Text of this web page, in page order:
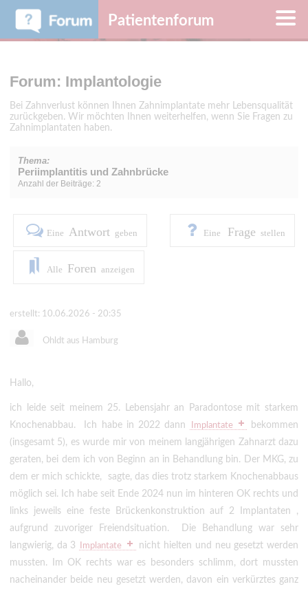
Patientenforum
Forum: Implantologie
Bei Zahnverlust können Ihnen Zahnimplantate mehr Lebensqualität
zurückgeben. Wir möchten Ihnen weiterhelfen, wenn Sie Fragen zu
Zahnimplantaten haben.
Thema:
Periimplantitis und Zahnbrücke
Anzahl der Beiträge: 2
Eine Antwort geben Eine Frage stellen
Alle Foren anzeigen
erstellt: 10.06.2026 - 20:35
Ohldt aus Hamburg
Hallo,
ich leide seit meinem 25. Lebensjahr an Paradontose mit starkem
Knochenabbau. Ich habe in 2022 dann
Implantate
bekommen
(insgesamt 5), es wurde mir von meinem langjährigen Zahnarzt dazu
geraten, bei dem ich von Beginn an in Behandlung bin. Der MKG, zu
dem er mich schickte, sagte, das dies trotz starkem Knochenabbaus
möglich sei. Ich habe seit Ende 2024 nun im hinteren OK rechts und
links jeweils eine feste Brückenkonstruktion auf 2 Implantaten ,
aufgrund zuvoriger Freiendsituation. Die Behandlung war sehr
langwierig, da 3
Implantate
nicht hielten und neu gesetzt werden
mussten. Im OK rechts war es besonders schlimm, dort mussten
nacheinander beide neu gesetzt werden, davon ein verkürztes ganz